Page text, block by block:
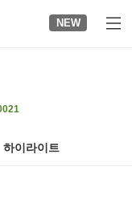
NEW
하이라이트